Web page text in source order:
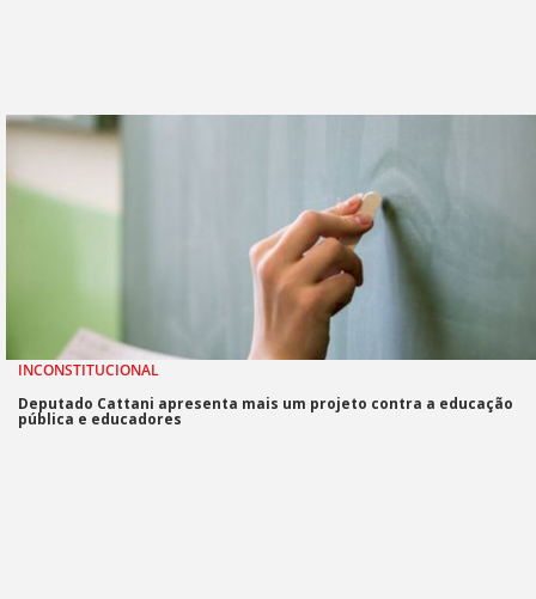
INCONSTITUCIONAL
Deputado Cattani apresenta mais um projeto contra a educação
pública e educadores